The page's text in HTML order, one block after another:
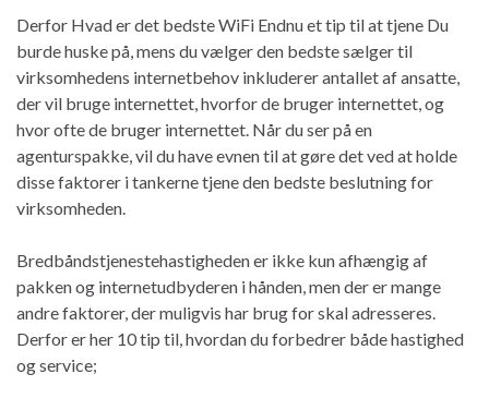
Derfor Hvad er det bedste WiFi Endnu et tip til at tjene Du
burde huske på, mens du vælger den bedste sælger til
virksomhedens internetbehov inkluderer antallet af ansatte,
der vil bruge internettet, hvorfor de bruger internettet, og
hvor ofte de bruger internettet. Når du ser på en
agenturspakke, vil du have evnen til at gøre det ved at holde
disse faktorer i tankerne tjene den bedste beslutning for
virksomheden.
Bredbåndstjenestehastigheden er ikke kun afhængig af
pakken og internetudbyderen i hånden, men der er mange
andre faktorer, der muligvis har brug for skal adresseres.
Derfor er her 10 tip til, hvordan du forbedrer både hastighed
og service;